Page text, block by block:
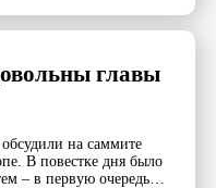
Две таких
Как сообщили
главы
на саммите
В повестке дня было
‒ в первую очередь